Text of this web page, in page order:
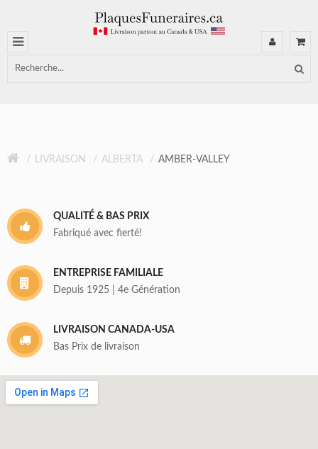
LIVRAISON ALBERTA AMBER-VALLEY
QUALITÉ & BAS PRIX
Fabriqué avec fierté!
ENTREPRISE FAMILIALE
Depuis 1925 | 4e Génération
LIVRAISON CANADA-USA
Bas Prix de livraison